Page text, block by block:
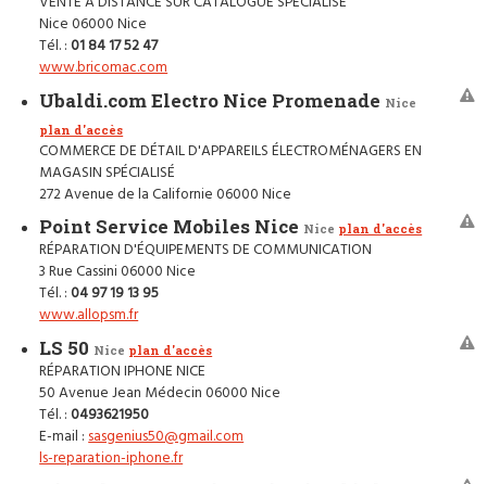
Nice 06000 Nice
Tél. : 01 84 17 52 47
www.bricomac.com
Ubaldi.com Electro Nice Promenade Nice
plan d'accès
COMMERCE DE DÉTAIL D'APPAREILS ÉLECTROMÉNAGERS EN
MAGASIN SPÉCIALISÉ
272 Avenue de la Californie 06000 Nice
Point Service Mobiles Nice Nice plan d'accès
RÉPARATION D'ÉQUIPEMENTS DE COMMUNICATION
3 Rue Cassini 06000 Nice
Tél. : 04 97 19 13 95
www.allopsm.fr
LS 50 Nice plan d'accès
RÉPARATION IPHONE NICE
50 Avenue Jean Médecin 06000 Nice
Tél. : 0493621950
E-mail :sasgenius50@gmail.com
ls-reparation-iphone.fr